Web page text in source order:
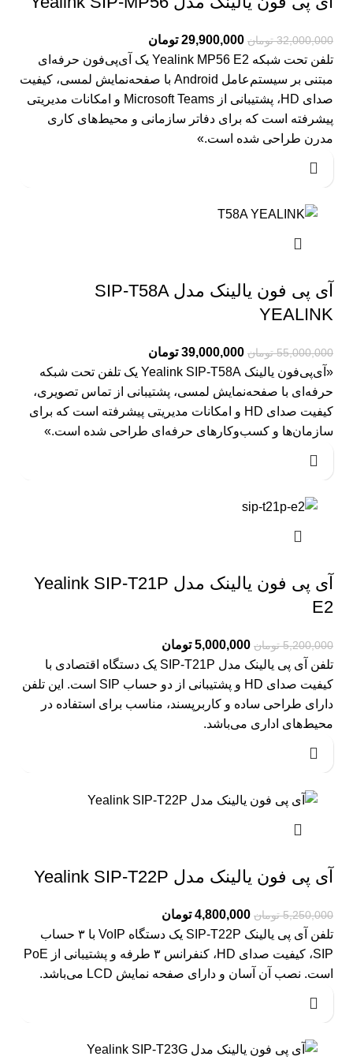
32,000,000 تومان 29,900,000 تومان
تلفن تحت شبکه Yealink MP56 E2 یک آی‌پی‌فون حرفه‌ای
مبتنی بر سیستم‌عامل Android با صفحه‌نمایش لمسی، کیفیت
صدای HD، پشتیبانی از Microsoft Teams و امکانات مدیریتی
پیشرفته است که برای دفاتر سازمانی و محیط‌های کاری
مدرن طراحی شده است.»
آی پی فون یالینک مدل SIP-T58A
YEALINK
55,000,000 تومان 39,000,000 تومان
«آی‌پی‌فون یالینک Yealink SIP‑T58A یک تلفن تحت شبکه
حرفه‌ای با صفحه‌نمایش لمسی، پشتیبانی از تماس تصویری،
کیفیت صدای HD و امکانات مدیریتی پیشرفته است که برای
سازمان‌ها و کسب‌وکارهای حرفه‌ای طراحی شده است.»
آی پی فون یالینک مدل Yealink SIP-T21P
E2
5,200,000 تومان 5,000,000 تومان
تلفن آی پی یالینک مدل SIP-T21P یک دستگاه اقتصادی با
کیفیت صدای HD و پشتیبانی از دو حساب SIP است. این تلفن
دارای طراحی ساده و کاربرپسند، مناسب برای استفاده در
محیط‌های اداری می‌باشد.
آی پی فون یالینک مدل Yealink SIP-T22P
5,250,000 تومان 4,800,000 تومان
تلفن آی پی یالینک SIP-T22P یک دستگاه VoIP با ۳ حساب
SIP، کیفیت صدای HD، کنفرانس ۳ طرفه و پشتیبانی از PoE
است. نصب آن آسان و دارای صفحه نمایش LCD می‌باشد.